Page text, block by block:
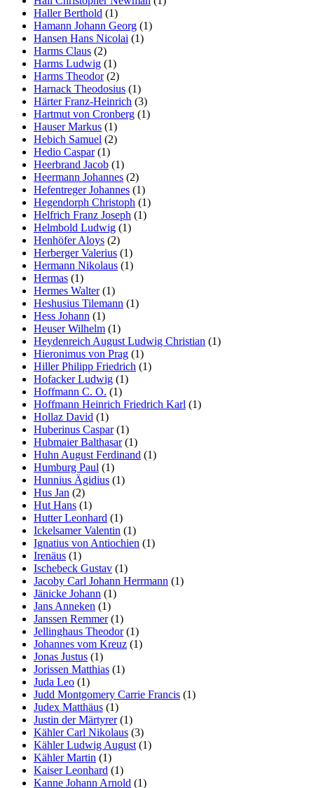
Haller Berthold (1)
Hamann Johann Georg (1)
Hansen Hans Nicolai (1)
Harms Claus (2)
Harms Ludwig (1)
Harms Theodor(2)
Harnack Theodosius (1)
Härter Franz-Heinrich (3)
Hartmut von Cronberg (1)
Hauser Markus (1)
Hebich Samuel (2)
Hedio Caspar(1)
Heerbrand Jacob (1)
Heermann Johannes (2)
Hefentreger Johannes (1)
Hegendorph Christoph (1)
Helfrich Franz Joseph (1)
Helmbold Ludwig (1)
Henhöfer Aloys (2)
Herberger Valerius (1)
Hermann Nikolaus (1)
Hermas (1)
Hermes Walter(1)
Heshusius Tilemann (1)
Hess Johann (1)
Heuser Wilhelm (1)
Heydenreich August Ludwig Christian (1)
Hieronimus von Prag (1)
Hiller Philipp Friedrich (1)
Hofacker Ludwig (1)
Hoffmann C. O. (1)
Hoffmann Heinrich Friedrich Karl (1)
Hollaz David (1)
Huberinus Caspar(1)
Hubmaier Balthasar(1)
Huhn August Ferdinand (1)
Humburg Paul (1)
Hunnius Ägidius (1)
Hus Jan (2)
Hut Hans (1)
Hutter Leonhard (1)
Ickelsamer Valentin (1)
Ignatius von Antiochien (1)
Irenäus (1)
Ischebeck Gustav (1)
Jacoby Carl Johann Herrmann (1)
Jänicke Johann (1)
Jans Anneken (1)
Janssen Remmer(1)
Jellinghaus Theodor(1)
Johannes vom Kreuz (1)
Jonas Justus (1)
Jorissen Matthias (1)
Juda Leo (1)
Judd Montgomery Carrie Francis (1)
Judex Matthäus (1)
Justin der Märtyrer(1)
Kähler Carl Nikolaus (3)
Kähler Ludwig August (1)
Kähler Martin (1)
Kaiser Leonhard (1)
Kanne Johann Arnold (1)